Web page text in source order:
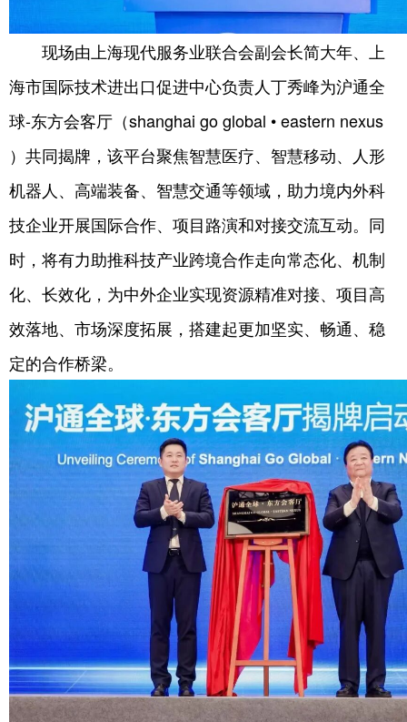
现场由上海现代服务业联合会副会长简大年、上
海市国际技术进出口促进中心负责人丁秀峰为沪通全
球-东方会客厅（shanghai go global • eastern nexus
）共同揭牌，该平台聚焦智慧医疗、智慧移动、人形
机器人、高端装备、智慧交通等领域，助力境内外科
技企业开展国际合作、项目路演和对接交流互动。同
时，将有力助推科技产业跨境合作走向常态化、机制
化、长效化，为中外企业实现资源精准对接、项目高
效落地、市场深度拓展，搭建起更加坚实、畅通、稳
定的合作桥梁。